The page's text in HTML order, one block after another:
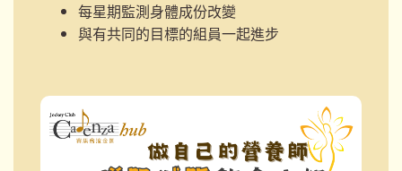
每星期監測身體成份改變
與有共同的目標的組員一起進步